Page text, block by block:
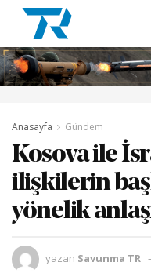
Anasayfa Gündem
Kosova ile
ilişkilerin
yönelik
yazan Savunma TR